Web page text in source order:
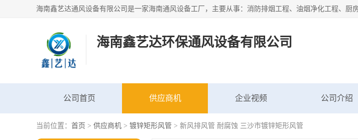
海南鑫艺达环保通风设备有限公司
公司首页 供应商机 企业视频 公司介绍
当前位置： 首页 > 供应商机 > 镀锌矩形风管 > 新风排风管 耐腐蚀 三沙市镀锌矩形风管